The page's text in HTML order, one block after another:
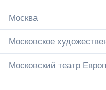
Москва
Московское
Московский театр